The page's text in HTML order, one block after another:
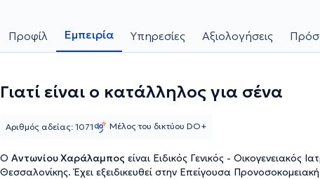
Προφίλ Εμπειρία Υπηρεσίες Αξιολογήσεις
Γιατί είναι ο κατάλληλος για σένα
Ο Αντωνίου Χαράλαμπος είναι Ειδικός Γενικός - Οικογενειακός
Θεσσαλονίκης. Έχει εξειδικευθεί στην Επείγουσα
Αριθμός αδείας: 1071 Μέλος του δικτύου DO+